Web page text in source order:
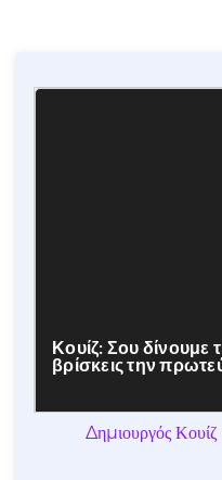
Δημιουργός Κουίζ